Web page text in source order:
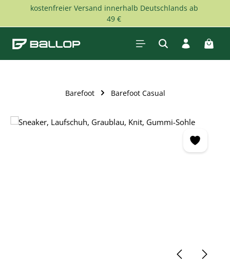
Zum Hauptinhalt springen
kostenfreier Versand innerhalb Deutschlands ab
49 €
Barefoot Barefoot Casual
Bildergalerie überspringen